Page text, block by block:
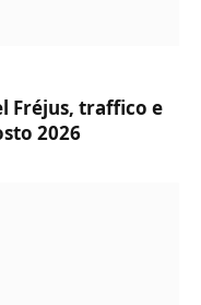
Fréjus, traffico e
2026